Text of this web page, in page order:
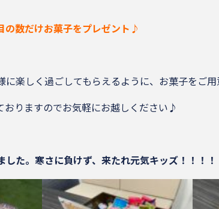
の数だけお菓子をプレゼント♪
楽しく過ごしてもらえるように、お菓子をご用
おりますのでお気軽にお越しください♪
た。寒さに負けず、来たれ元気キッズ！！！！